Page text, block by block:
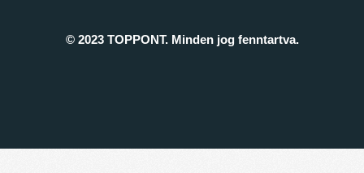
© 2023 TOPPONT. Minden jog fenntartva.